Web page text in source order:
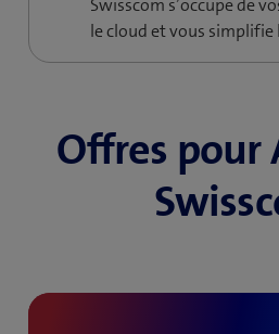
Offres pour